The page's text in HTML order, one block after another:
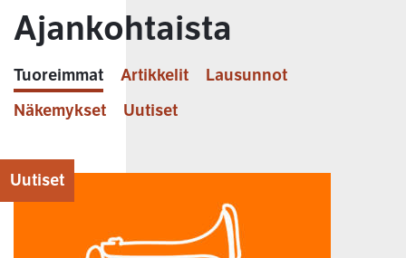
Ajankohtaista
Tuoreimmat Artikkelit
Lausunnot
Näkemykset
Uutiset
Uutiset